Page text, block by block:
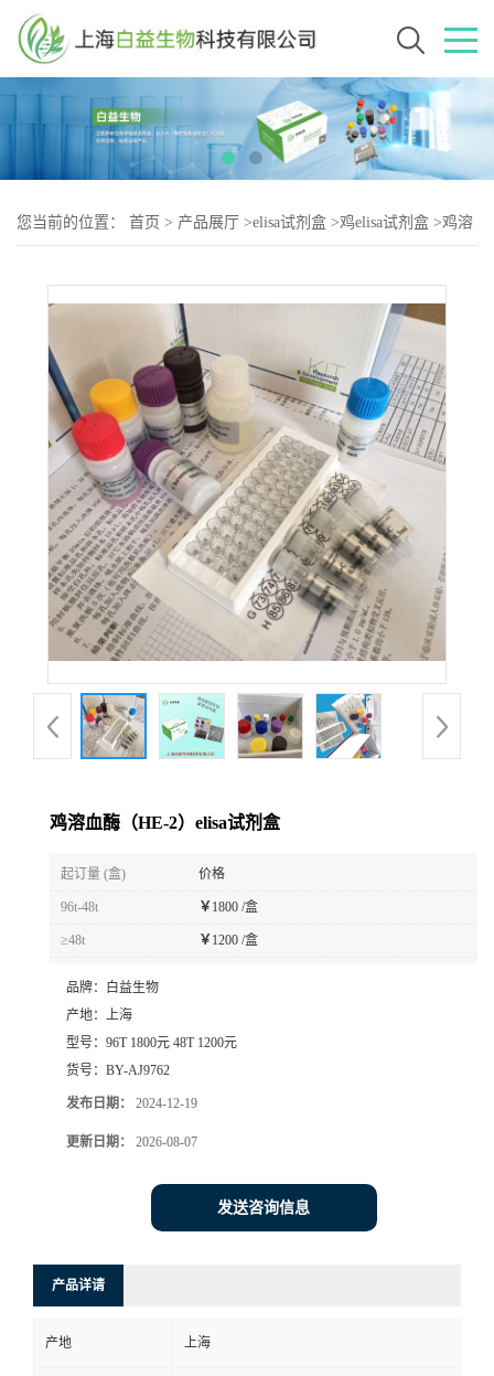
您当前的位置： 首页 > 产品展厅 >elisa试剂盒 >鸡elisa试剂盒 >鸡溶
鸡溶血酶（HE-2）elisa试剂盒
起订量 (盒) 价格
96t-48t ￥ 1800 /盒
≥48t ￥ 1200 /盒
品牌：
白益生物
产地： 上海
型号： 96T 1800元 48T 1200元
货号： BY-AJ9762
发布日期： 2024-12-19
更新日期： 2026-08-07
发送咨询信息
产品详请
产地 上海